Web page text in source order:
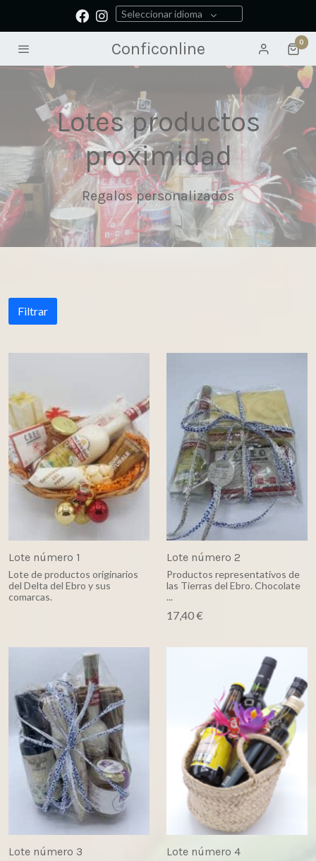
Seleccionar idioma
Conficonline 0
Lotes productos
proximidad
Regalos personalizados
Filtrar
Lote número 1
Lote de productos originarios
del Delta del Ebro y sus
comarcas.
Lote número 2
Productos representativos de
las Tierras del Ebro. Chocolate
...
17,40 €
Lote número 3 Lote número 4